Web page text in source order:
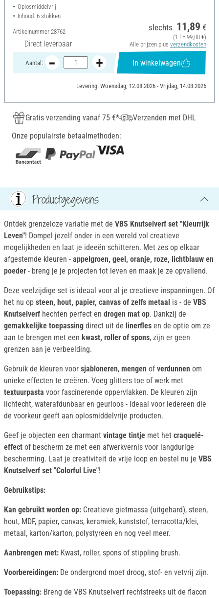
Oplosmiddelvrij
Inhoud: 6 stukken
Artikelnummer 28762
Direct leverbaar
slechts 11,89 €
(1 l = 99,08 €)
Alle prijzen plus verzendkosten
Aantal: In winkelwagen
Levering: Woensdag, 12.08.2026 - Vrijdag, 14.08.2026
Gratis verzending vanaf 75 €*
Verzenden met DHL
Onze populairste betaalmethoden:
Productgegevens
Ontdek grenzeloze variatie met de VBS Knutselverf set "Kleurrijk
Leven"! Dompel jezelf onder in een wereld vol creatieve
mogelijkheden en laat je ideeën schitteren. Met zes op elkaar
afgestemde kleuren - appelgroen, geel, oranje, roze, lichtblauw en
poeder - breng je je projecten tot leven en maak je ze opvallend.
Deze veelzijdige set is ideaal voor al je creatieve inspanningen. Of
het nu op steen, hout, papier, canvas of zelfs metaal is - de VBS
Knutselverf hechten perfect en drogen mat op. Dankzij de
gemakkelijke toepassing direct uit de linerfles en de optie om ze
aan te brengen met een kwast, roller of spons, zijn er geen
grenzen aan je verbeelding.
Gebruik de kleuren voor sjabloneren, mengen of verdunnen om
unieke effecten te creëren. Voeg glitters toe of werk met
textuurpasta voor fascinerende oppervlakken. De kleuren zijn
lichtecht, waterafdunbaar en geurloos - ideaal voor iedereen die
de voorkeur geeft aan oplosmiddelvrije producten.
Geef je objecten een charmant vintage tintje met het craquelé-
effect of bescherm ze met een afwerkvernis voor langdurige
bescherming. Laat je creativiteit de vrije loop en bestel nu je VBS
Knutselverf set "Colorful Live"!
Gebruikstips:
Kan gebruikt worden op: Creatieve gietmassa (uitgehard), steen,
hout, MDF, papier, canvas, keramiek, kunststof, terracotta/klei,
metaal, karton/karton, polystyreen en nog veel meer.
Aanbrengen met: Kwast, roller, spons of stippling brush.
Voorbereidingen: De ondergrond moet droog, stof- en vetvrij zijn.
Toepassing: Breng de VBS Knutselverf rechtstreeks uit de flacon